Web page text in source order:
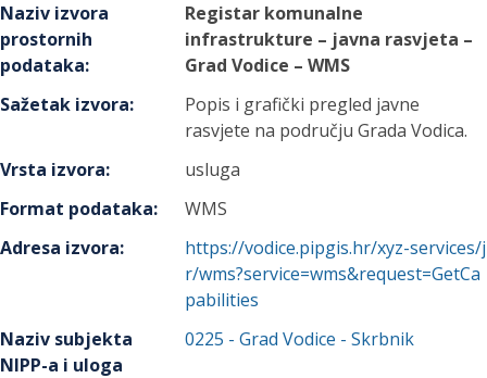
Naziv izvora
prostornih
podataka:
Registar komunalne
infrastrukture – javna rasvjeta –
Grad Vodice – WMS
Sažetak izvora:
Popis i grafički pregled javne
rasvjete na području Grada Vodica.
Vrsta izvora:
usluga
Format podataka:
WMS
Adresa izvora:
https://vodice.pipgis.hr/xyz-services/j
r/wms?service=wms&request=GetCa
pabilities
Naziv subjekta
NIPP-a i uloga
0225 -Grad Vodice - Skrbnik